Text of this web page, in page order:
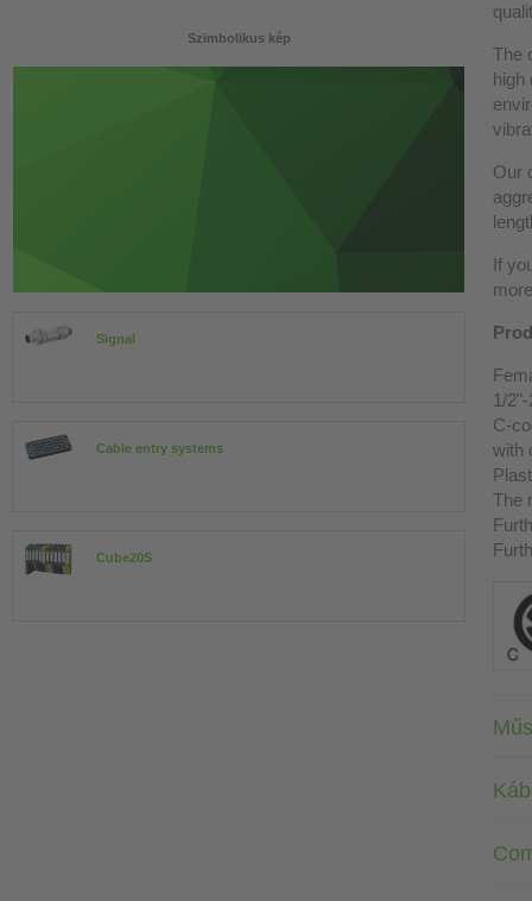
Szimbolikus kép
Signal
Cable entry systems
Cube20S
The
high
Our
If
1/
C-
with
The